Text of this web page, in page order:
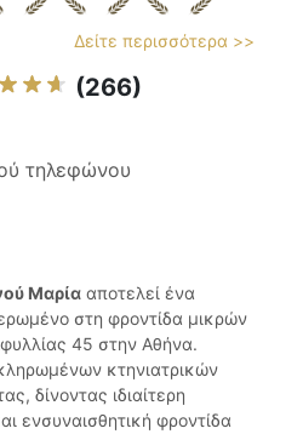
Δείτε περισσότερα >>
(266)
τηλεφώνου
Μαρία αποτελεί ένα
στη φροντίδα μικρών
45 στην Αθήνα.
κτηνιατρικών
δίνοντας ιδιαίτερη
ενσυναισθητική φροντίδα